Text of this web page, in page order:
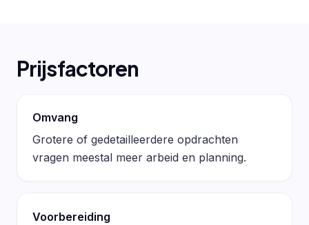
Prijsfactoren
Omvang
Grotere of gedetailleerdere opdrachten
vragen meestal meer arbeid en planning.
Voorbereiding